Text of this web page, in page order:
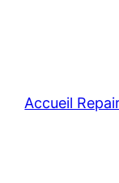
Accueil